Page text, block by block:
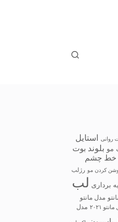
روانی استایل
مو بلوند بوت
خط چشم
کردن مو رژلب
برداری لب
مدل مانتو
۲۰۲۱ مدل